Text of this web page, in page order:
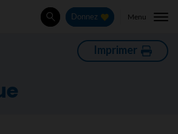
Rechercher
Donnez Menu
Imprimer